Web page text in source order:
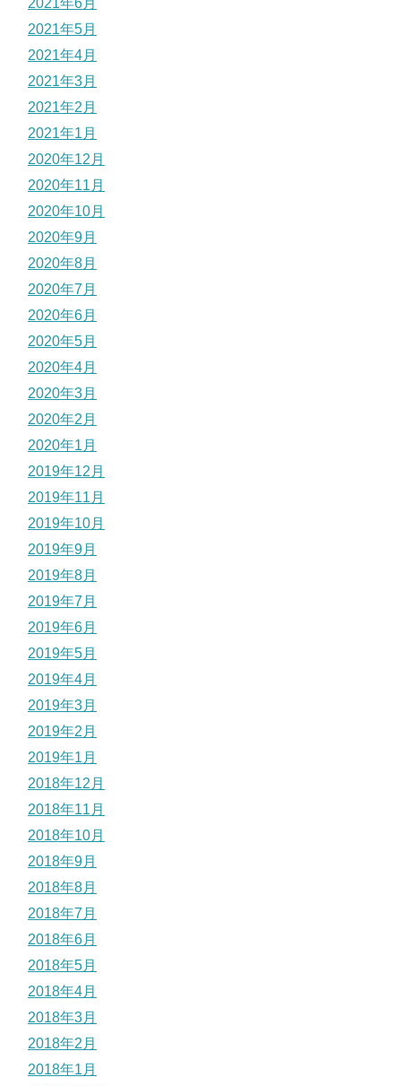
2021年5月
2021年4月
2021年3月
2021年2月
2021年1月
2020年12月
2020年11月
2020年10月
2020年9月
2020年8月
2020年7月
2020年6月
2020年5月
2020年4月
2020年3月
2020年2月
2020年1月
2019年12月
2019年11月
2019年10月
2019年9月
2019年8月
2019年7月
2019年6月
2019年5月
2019年4月
2019年3月
2019年2月
2019年1月
2018年12月
2018年11月
2018年10月
2018年9月
2018年8月
2018年7月
2018年6月
2018年5月
2018年4月
2018年3月
2018年2月
2018年1月